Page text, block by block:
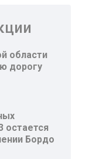
области
дорогу
остается
Бордо